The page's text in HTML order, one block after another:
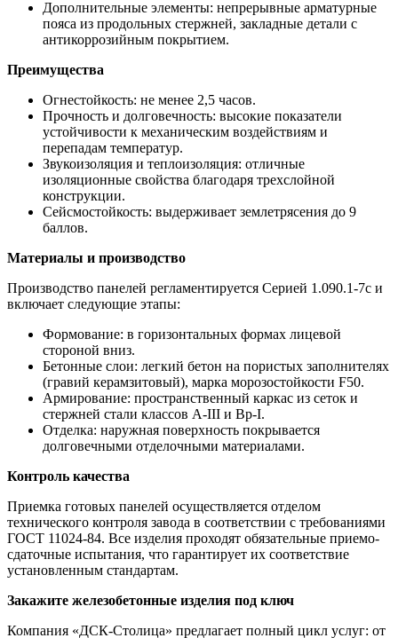
Дополнительные элементы: непрерывные арматурные
пояса из продольных стержней, закладные детали с
антикоррозийным покрытием.
Преимущества
Огнестойкость: не менее 2,5 часов.
Прочность и долговечность: высокие показатели
устойчивости к механическим воздействиям и
перепадам температур.
Звукоизоляция и теплоизоляция: отличные
изоляционные свойства благодаря трехслойной
конструкции.
Сейсмостойкость: выдерживает землетрясения до 9
баллов.
Материалы и производство
Производство панелей регламентируется Серией 1.090.1-7с и
включает следующие этапы:
Формование: в горизонтальных формах лицевой
стороной вниз.
Бетонные слои: легкий бетон на пористых заполнителях
(гравий керамзитовый), марка морозостойкости F50.
Армирование: пространственный каркас из сеток и
стержней стали классов А-III и Вр-I.
Отделка: наружная поверхность покрывается
долговечными отделочными материалами.
Контроль качества
Приемка готовых панелей осуществляется отделом
технического контроля завода в соответствии с требованиями
ГОСТ 11024-84. Все изделия проходят обязательные приемо-
сдаточные испытания, что гарантирует их соответствие
установленным стандартам.
Закажите железобетонные изделия под ключ
Компания «ДСК-Столица» предлагает полный цикл услуг: от